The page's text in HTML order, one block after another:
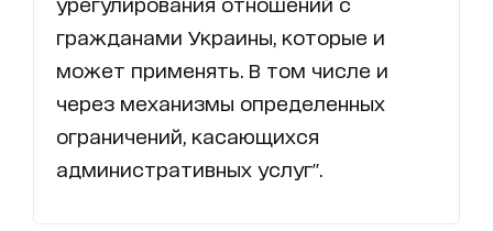
гражданами Украины, которые и
может применять. В том числе и
через механизмы определенных
ограничений, касающихся
административных услуг".